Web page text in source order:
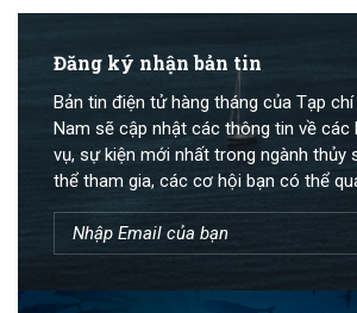
Đăng ký nhận bản tin
Bản tin điện tử hàng tháng của Tạp
Nam sẽ cập nhật các thông tin về các
vụ, sự kiện mới nhất trong ngành thủy
thể tham gia, các cơ hội bạn có thể